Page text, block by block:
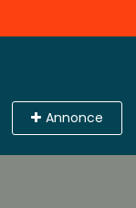
Annonce